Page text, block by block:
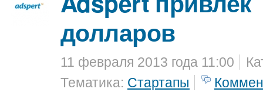
долларов
11 февраля 2013 года 11:00
Тематика: Стартапы